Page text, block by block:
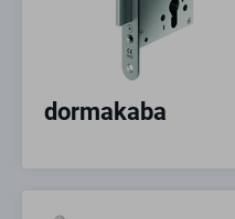
dormakaba